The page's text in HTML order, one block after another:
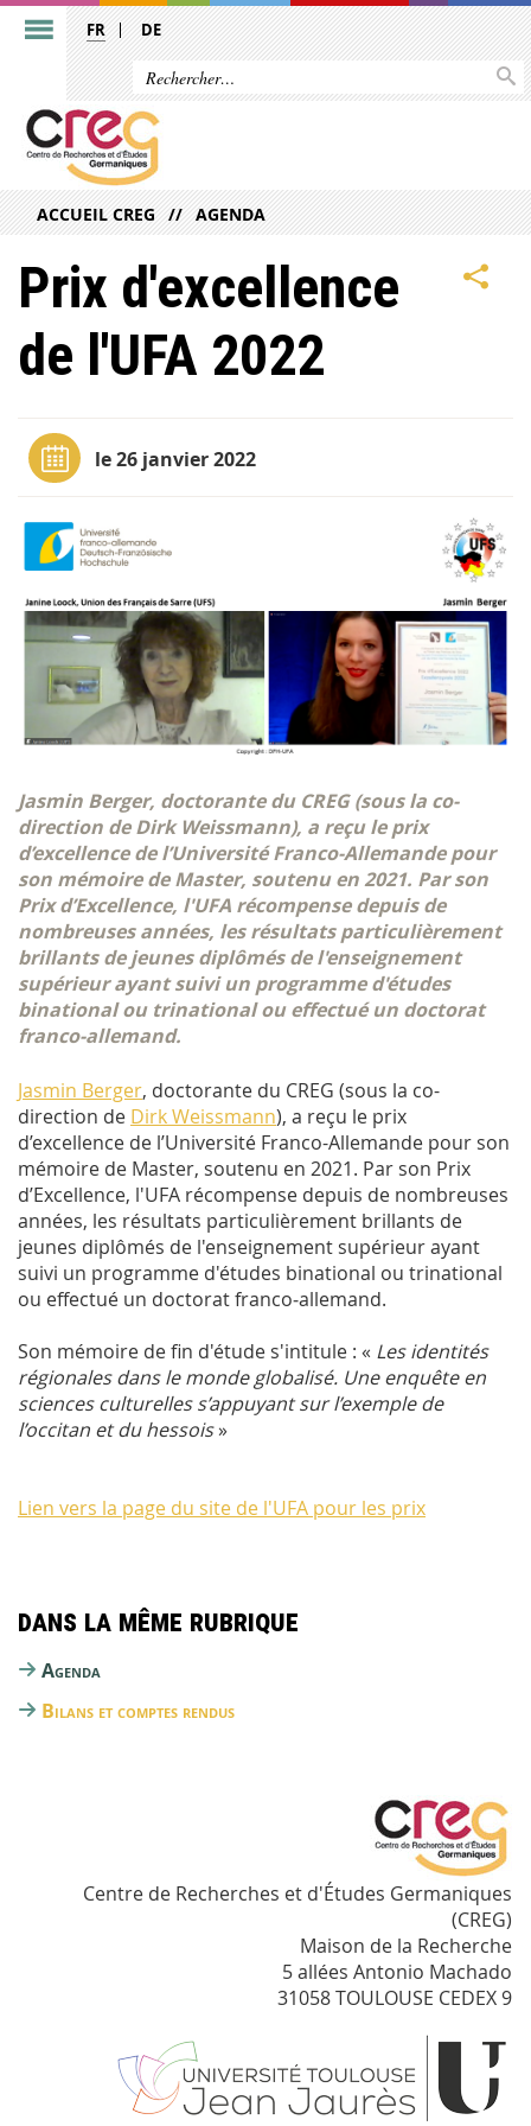
FR DE
ACCUEIL CREG AGENDA
Prix d'excellence
de l'UFA 2022
le 26 janvier 2022
Jasmin Berger, doctorante du CREG (sous la co-
direction de Dirk Weissmann), a reçu le prix
d’excellence de l’Université Franco-Allemande pour
son mémoire de Master, soutenu en 2021. Par son
Prix d’Excellence, l'UFA récompense depuis de
nombreuses années, les résultats particulièrement
brillants de jeunes diplômés de l'enseignement
supérieur ayant suivi un programme d'études
binational ou trinational ou effectué un doctorat
franco‐allemand.
Jasmin Berger, doctorante du CREG (sous la co-
direction de Dirk Weissmann), a reçu le prix
d’excellence de l’Université Franco-Allemande pour son
mémoire de Master, soutenu en 2021. Par son Prix
d’Excellence, l'UFA récompense depuis de nombreuses
années, les résultats particulièrement brillants de
jeunes diplômés de l'enseignement supérieur ayant
suivi un programme d'études binational ou trinational
ou effectué un doctorat franco‐allemand.
Son mémoire de fin d'étude s'intitule : « Les identités
régionales dans le monde globalisé. Une enquête en
sciences culturelles s’appuyant sur l’exemple de
l’occitan et du hessois»
Lien vers la page du site de l'UFA pour les prix
Dans la même rubrique
Agenda
Bilans et comptes rendus
Centre de Recherches et d'Études Germaniques
(CREG)
Maison de la Recherche
5 allées Antonio Machado
31058 TOULOUSE CEDEX 9